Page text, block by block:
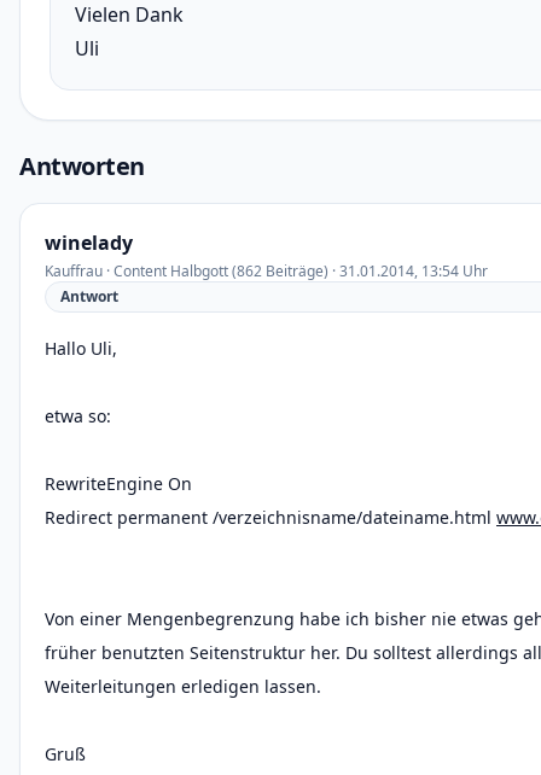
Vielen Dank
Uli
Antworten
winelady
Kauffrau · Content Halbgott (862 Beiträge) · 31.01.2014, 13:54 Uhr
Antwort
Hallo Uli,
etwa so:
RewriteEngine On
Redirect permanent /verzeichnisname/dateiname.html
Von einer Mengenbegrenzung habe ich bisher nie etwas
früher benutzten Seitenstruktur her. Du solltest allerdings
Weiterleitungen erledigen lassen.
Gruß